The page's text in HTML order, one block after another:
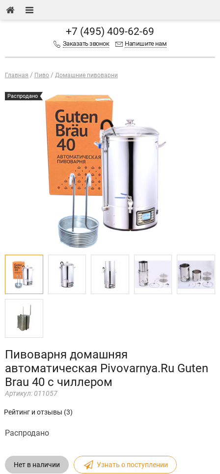
+7 (495) 409-62-69
Заказать звонок Напишите нам
Главная Пиво Домашние пивоварни
Распродано
Пивоварня домашняя
автоматическая Pivovarnya.Ru Guten
Brau 40 с чиллером
Артикул: 011057
Рейтинг и отзывы (3)
Распродано
Нет в наличии Узнать о поступлении